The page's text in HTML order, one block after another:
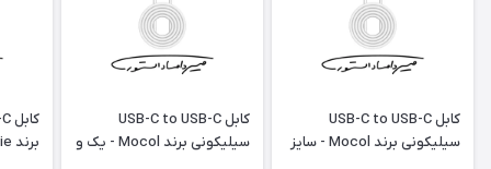
کابل USB-C to USB-C
سیلیکونی برند Mocol - سایز
کابل USB-C to USB-C
سیلیکونی برند Mocol - یک و